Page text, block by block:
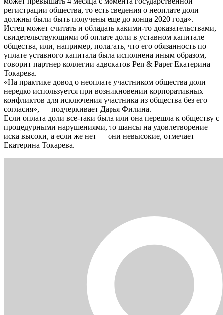
регистрации общества, то есть сведения о неоплате доли
должны были быть получены еще до конца 2020 года».
Истец может считать и обладать какими-то доказательствами,
свидетельствующими об оплате доли в уставном капитале
общества, или, например, полагать, что его обязанность по
уплате уставного капитала была исполнена иным образом,
говорит партнер коллегии адвокатов Pen & Paper Екатерина
Токарева.
«На практике довод о неоплате участником общества доли
нередко используется при возникновении корпоративных
конфликтов для исключения участника из общества без его
согласия», — подчеркивает Дарья Филина.
Если оплата доли все-таки была или она перешла к обществу с
процедурными нарушениями, то шансы на удовлетворение
иска высоки, а если же нет — они невысокие, отмечает
Екатерина Токарева.